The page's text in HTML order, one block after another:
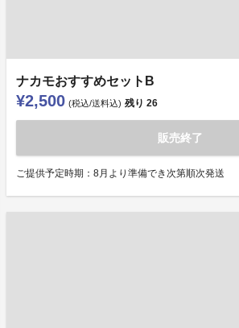
ナカモおすすめセットB
¥2,500 (税込/送料込) 残り 26
販売終了
ご提供予定時期：8月より準備でき次第順次発送